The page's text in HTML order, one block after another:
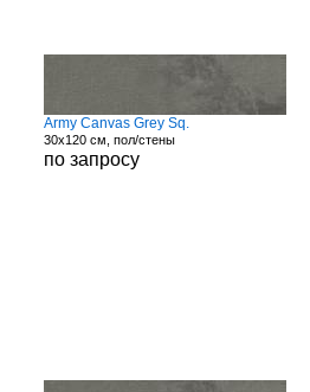
Army Canvas Grey Sq.
30x120 см, пол/стены
по запросу